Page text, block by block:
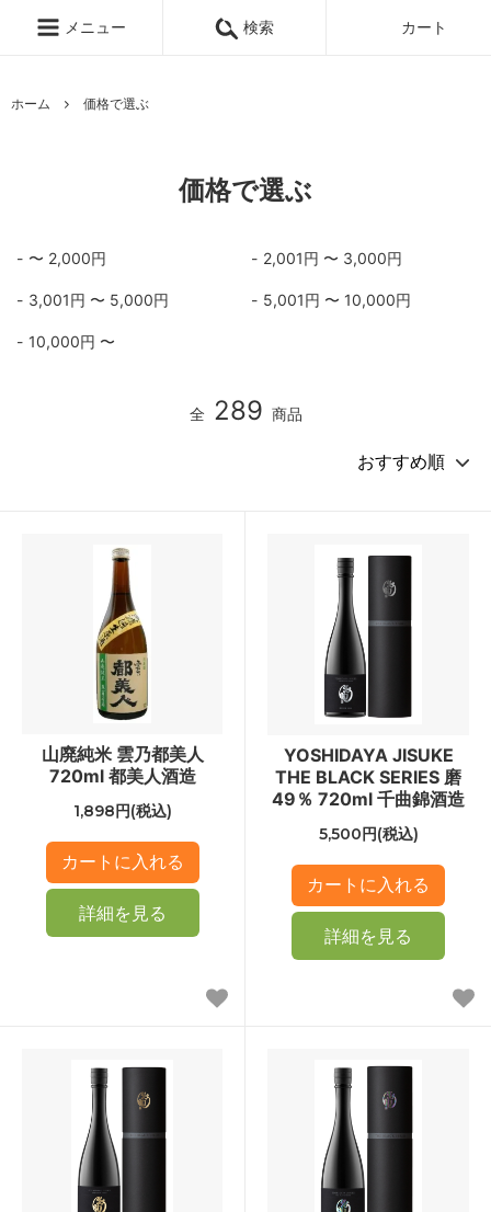
メニュー 検索 カート
ホーム 価格で選ぶ
価格で選ぶ
〜 2,000円 2,001円 〜 3,000円
3,001円 〜 5,000円 5,001円 〜 10,000円
10,000円 〜
全 289 商品
山廃純米 雲乃都美人
720ml 都美人酒造
1,898円(税込)
詳細を見る
YOSHIDAYA JISUKE
THE BLACK SERIES 磨
49％ 720ml 千曲錦酒造
5,500円(税込)
詳細を見る